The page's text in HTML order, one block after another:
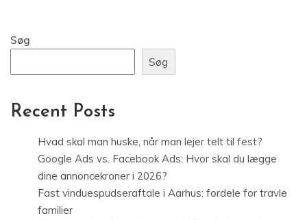
Søg
Søg
Recent Posts
Hvad skal man huske, når man lejer telt til fest?
Google Ads vs. Facebook Ads: Hvor skal du lægge
dine annoncekroner i 2026?
Fast vinduespudseraftale i Aarhus: fordele for travle
familier